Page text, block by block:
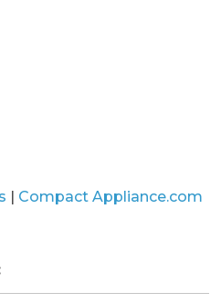
| Compact Appliance.com